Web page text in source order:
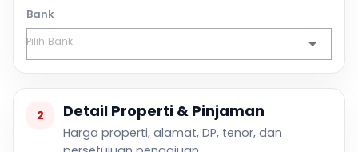
Bank
2 Detail Properti & Pinjaman
Harga properti, alamat, DP, tenor, dan